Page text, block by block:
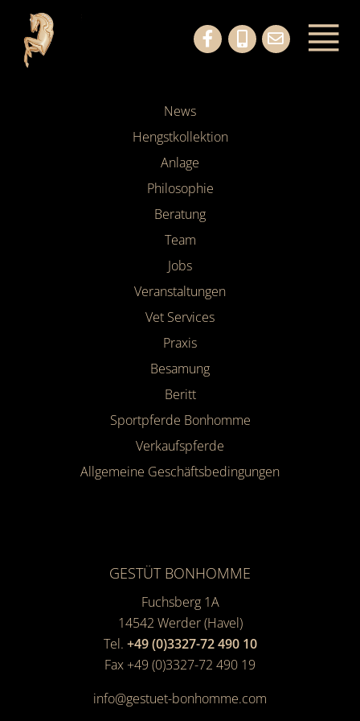
News
Hengstkollektion
Anlage
Philosophie
Beratung
Team
Jobs
Veranstaltungen
Vet Services
Praxis
Besamung
Beritt
Sportpferde Bonhomme
Verkaufspferde
Allgemeine Geschäfts­bedingungen
GESTÜT BONHOMME
Fuchsberg 1A
14542 Werder (Havel)
Tel. +49 (0)3327-72 490 10
Fax +49 (0)3327-72 490 19
info@gestuet-bonhomme.com